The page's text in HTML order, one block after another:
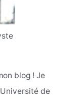
blog ! Je
de